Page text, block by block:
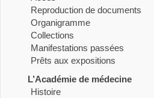
Reproduction de documents
Organigramme
Collections
Manifestations passées
Prêts aux expositions
L’Académie de médecine
Histoire